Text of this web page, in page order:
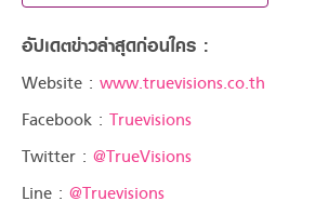
อัปเดตข่าวล่าสุดก่อนใคร :
Website : www.truevisions.co.th
Facebook : Truevisions
Twitter : @TrueVisions
Line : @Truevisions